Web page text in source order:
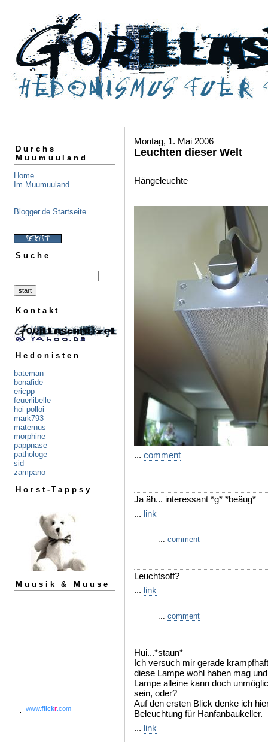
Durchs
Muumuuland
Home
Im Muumuuland
Blogger.de Startseite
Suche
Kontakt
Hedonisten
bateman
bonafide
ericpp
feuerlibelle
hoi polloi
mark793
maternus
morphine
pappnase
pathologe
sid
zampano
Horst-Tappsy
Muusik & Muuse
www.flickr.com
Montag, 1. Mai 2006
Leuchten dieser Welt
Hängeleuchte
... comment
Ja äh... interessant *g* *beäug*
... link
... comment
Leuchtsoff?
... link
... comment
Hui...*staun*
Ich versuch mir gerade
diese Lampe wohl haben mag
Lampe alleine kann doch
sein, oder?
Auf den ersten Blick denke ich
Beleuchtung für Hanfanbaukeller.
... link